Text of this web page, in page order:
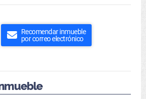
Recomendar inmueble
por correo electrónico